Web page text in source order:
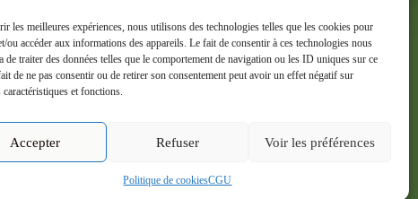
les meilleures expériences, nous utilisons des technologies telles que les cookies pour
ou accéder aux informations des appareils. Le fait de consentir à ces technologies nous
de traiter des données telles que le comportement de navigation ou les ID uniques sur ce
de ne pas consentir ou de retirer son consentement peut avoir un effet négatif sur
caractéristiques et fonctions.
Accepter Refuser Voir les préférences
Politique de cookiesCGU
Inscrivez-vous à notre newsletter et
recevez en avant-première nos
formations, conseils et actualités.
S'inscrire